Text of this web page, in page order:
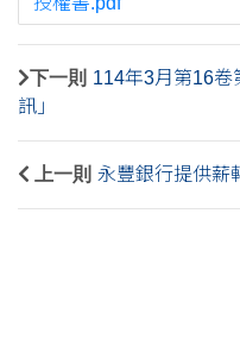
下一則 114年3月第16卷
訊」
上一則 永豐銀行提供薪